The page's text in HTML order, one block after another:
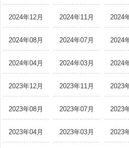
2024年12月 2024年11月 2024
2024年08月 2024年07月 2024
2024年04月 2024年03月 2024
2023年12月 2023年11月 2023
2023年08月 2023年07月 2023
2023年04月 2023年03月 2023